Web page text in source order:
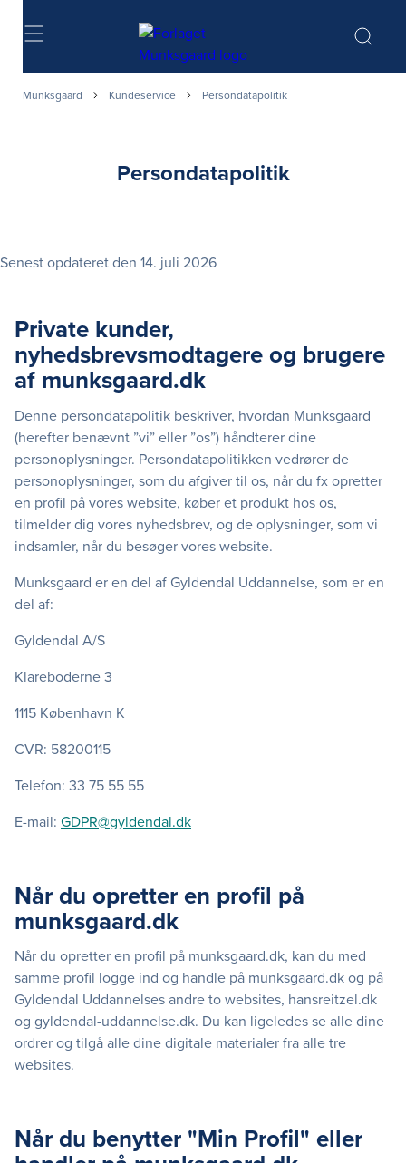
Søg
Munksgaard Kundeservice Persondatapolitik
Persondatapolitik
Senest opdateret den 14. juli 2026
Private kunder,
nyhedsbrevsmodtagere og brugere
af munksgaard.dk
Denne persondatapolitik beskriver, hvordan Munksgaard
(herefter benævnt ”vi” eller ”os”) håndterer dine
personoplysninger. Persondatapolitikken vedrører de
personoplysninger, som du afgiver til os, når du fx opretter
en profil på vores website, køber et produkt hos os,
tilmelder dig vores nyhedsbrev, og de oplysninger, som vi
indsamler, når du besøger vores website.
Munksgaard er en del af Gyldendal Uddannelse, som er en
del af:
Gyldendal A/S
Klareboderne 3
1115 København K
CVR: 58200115
Telefon: 33 75 55 55
E-mail: GDPR@gyldendal.dk
Når du opretter en profil på
munksgaard.dk
Når du opretter en profil på munksgaard.dk, kan du med
samme profil logge ind og handle på munksgaard.dk og på
Gyldendal Uddannelses andre to websites, hansreitzel.dk
og gyldendal-uddannelse.dk. Du kan ligeledes se alle dine
ordrer og tilgå alle dine digitale materialer fra alle tre
websites.
Når du benytter "Min Profil" eller